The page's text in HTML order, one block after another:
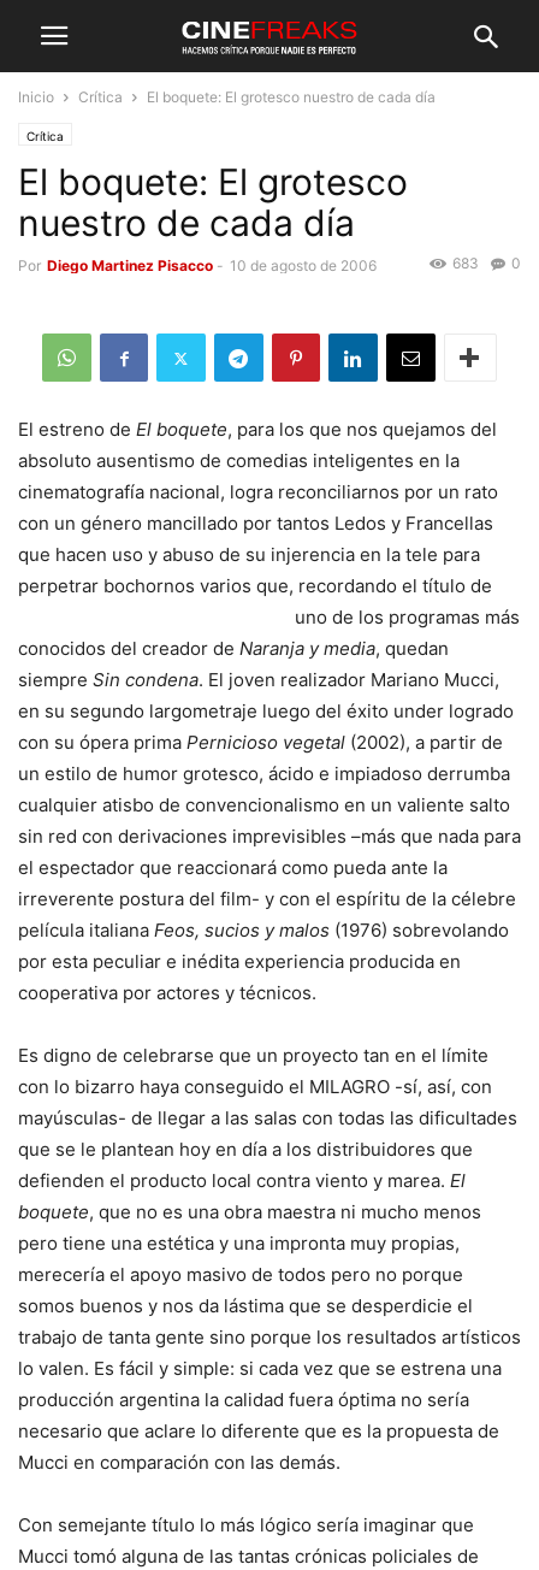
Inicio Crítica El boquete: El grotesco nuestro de cada día
Crítica
El boquete: El grotesco
nuestro de cada día
Por Diego Martinez Pisacco - 10 de agosto de 2006 0
683
El estreno de El boquete, para los que nos quejamos del
absoluto ausentismo de comedias inteligentes en la
cinematografía nacional, logra reconciliarnos por un rato
con un género mancillado por tantos Ledos y Francellas
que hacen uso y abuso de su injerencia en la tele para
perpetrar bochornos varios que, recordando el título de
uno de los programas más
conocidos del creador de Naranja y media, quedan
siempre Sin condena. El joven realizador Mariano Mucci,
en su segundo largometraje luego del éxito under logrado
con su ópera prima Pernicioso vegetal (2002), a partir de
un estilo de humor grotesco, ácido e impiadoso derrumba
cualquier atisbo de convencionalismo en un valiente salto
sin red con derivaciones imprevisibles –más que nada para
el espectador que reaccionará como pueda ante la
irreverente postura del film- y con el espíritu de la célebre
película italiana Feos, sucios y malos (1976) sobrevolando
por esta peculiar e inédita experiencia producida en
cooperativa por actores y técnicos.
Es digno de celebrarse que un proyecto tan en el límite
con lo bizarro haya conseguido el MILAGRO -sí, así, con
mayúsculas- de llegar a las salas con todas las dificultades
que se le plantean hoy en día a los distribuidores que
defienden el producto local contra viento y marea. El
boquete, que no es una obra maestra ni mucho menos
pero tiene una estética y una impronta muy propias,
merecería el apoyo masivo de todos pero no porque
somos buenos y nos da lástima que se desperdicie el
trabajo de tanta gente sino porque los resultados artísticos
lo valen. Es fácil y simple: si cada vez que se estrena una
producción argentina la calidad fuera óptima no sería
necesario que aclare lo diferente que es la propuesta de
Mucci en comparación con las demás.
Con semejante título lo más lógico sería imaginar que
Mucci tomó alguna de las tantas crónicas policiales de